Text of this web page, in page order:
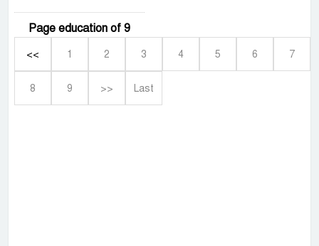
Page education of 9
<< 1 2 3 4 5 6 7
8 9 >> Last